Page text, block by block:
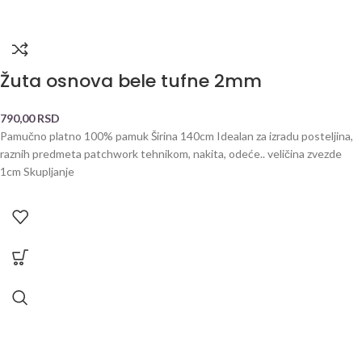
Žuta osnova bele tufne 2mm
790,00RSD
Pamučno platno 100% pamuk Širina 140cm Idealan za izradu posteljina,
raznih predmeta patchwork tehnikom, nakita, odeće.. veličina zvezde
1cm Skupljanje